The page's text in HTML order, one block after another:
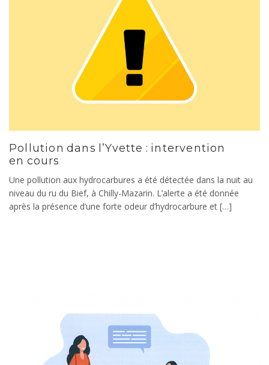
Pollution dans l’Yvette : intervention
en cours
Une pollution aux hydrocarbures a été détectée dans la nuit au
niveau du ru du Bief, à Chilly-Mazarin. L’alerte a été donnée
après la présence d’une forte odeur d’hydrocarbure et […]